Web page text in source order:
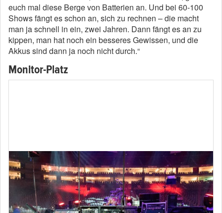
euch mal diese Berge von Batterien an. Und bei 60-100
Shows fängt es schon an, sich zu rechnen – die macht
man ja schnell in ein, zwei Jahren. Dann fängt es an zu
kippen, man hat noch ein besseres Gewissen, und die
Akkus sind dann ja noch nicht durch.“
Monitor-Platz